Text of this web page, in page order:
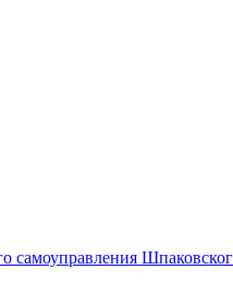
самоуправления